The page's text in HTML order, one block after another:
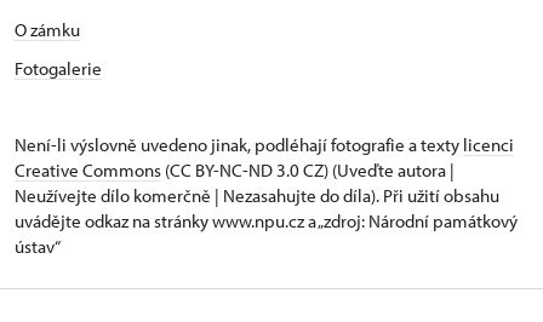
O zámku
Fotogalerie
Není-li výslovně uvedeno jinak, podléhají fotografie a texty licenci
Creative Commons (CC BY-NC-ND 3.0 CZ) (Uveďte autora |
Neužívejte dílo komerčně | Nezasahujte do díla). Při užití obsahu
uvádějte odkaz na stránky www.npu.cz a „zdroj: Národní památkový
ústav“